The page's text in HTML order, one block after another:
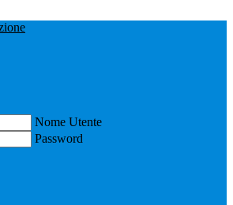
Nome Utente
Password